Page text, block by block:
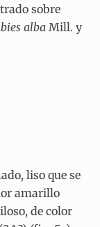
sobre
alba Mill. y
liso que se
amarillo
de color